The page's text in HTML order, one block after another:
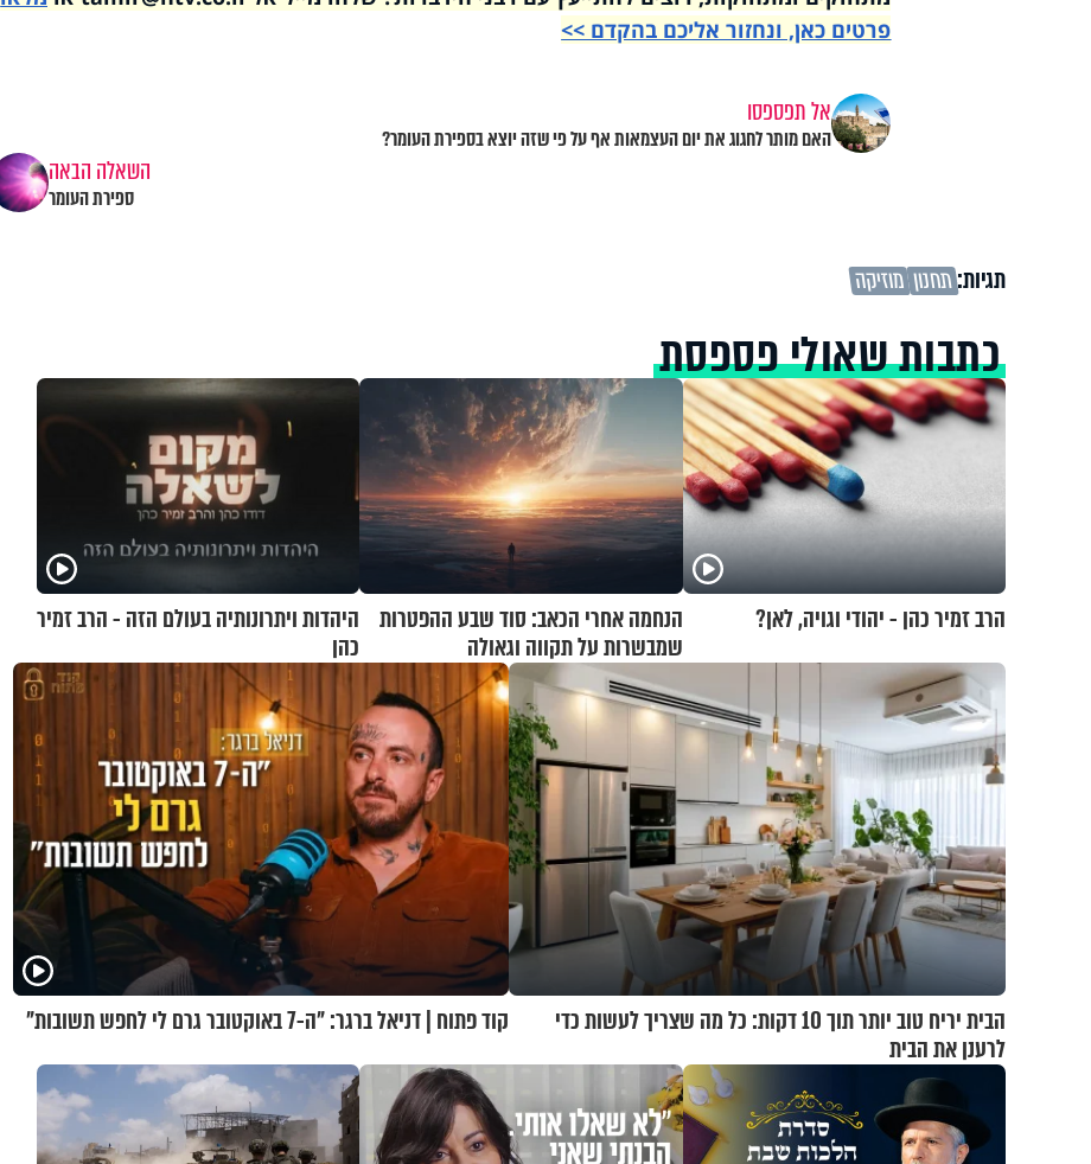
פרטים כאן, ונחזור אליכם בהקדם >>
אל תפספסו
האם מותר לחגוג את יום העצמאות אף על פי שזה יוצא בספירת העומר?
השאלה הבאה
ספירת העומר
תגיות:תחנון מוזיקה
כתבות שאולי פספסת
הרב זמיר כהן - יהודי וגויה, לאן?
הנחמה אחרי הכאב: סוד שבע ההפטרות
שמבשרות על תקווה וגאולה
היהדות ויתרונותיה בעולם הזה - הרב זמיר
כהן
הבית יריח טוב יותר תוך 10 דקות: כל מה שצריך לעשות כדי
לרענן את הבית
קוד פתוח | דניאל ברגר: "ה-7 באוקטובר גרם לי לחפש תשובות"